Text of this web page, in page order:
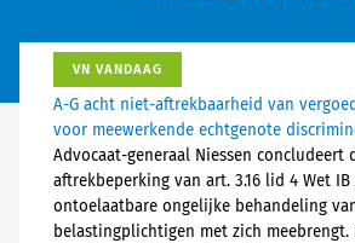
VN VANDAAG
A-G acht niet-aftrekbaarheid van
voor meewerkende echtgenote
Advocaat-generaal Niessen concludeert
aftrekbeperking van art. 3.16 lid 4 Wet IB
ontoelaatbare ongelijke behandeling
belastingplichtigen met zich meebrengt.